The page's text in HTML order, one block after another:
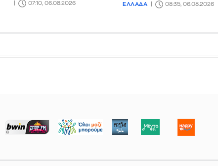
07:10, 06.08.2026
ΕΛΛΑΔΑ 08:35, 06.08.2026